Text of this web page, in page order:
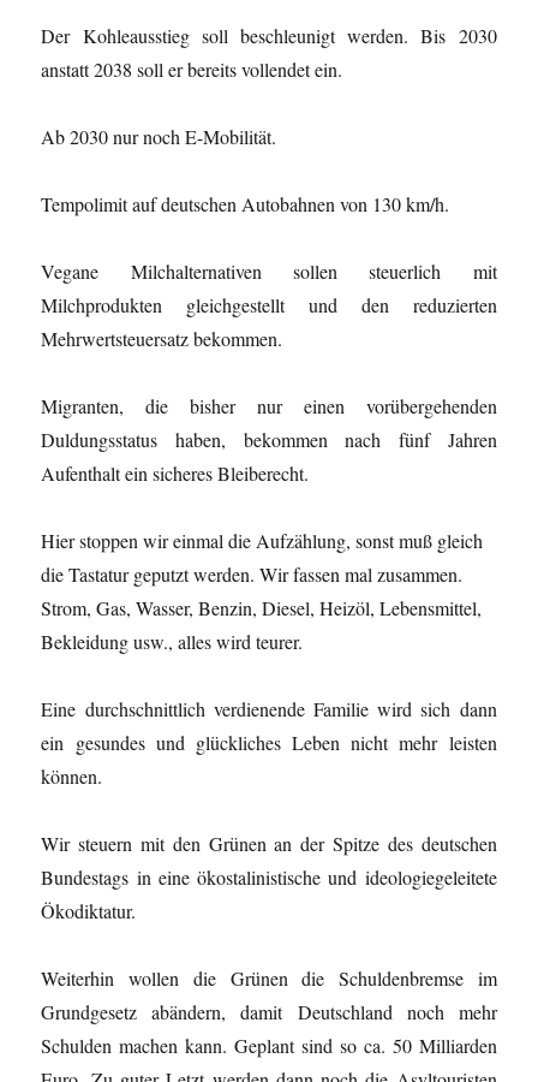
Der Kohleausstieg soll beschleunigt werden. Bis 2030
anstatt 2038 soll er bereits vollendet ein.
Ab 2030 nur noch E-Mobilität.
Tempolimit auf deutschen Autobahnen von 130 km/h.
Vegane Milchalternativen sollen steuerlich mit
Milchprodukten gleichgestellt und den reduzierten
Mehrwertsteuersatz bekommen.
Migranten, die bisher nur einen vorübergehenden
Duldungsstatus haben, bekommen nach fünf Jahren
Aufenthalt ein sicheres Bleiberecht.
Hier stoppen wir einmal die Aufzählung, sonst muß gleich
die Tastatur geputzt werden. Wir fassen mal zusammen.
Strom, Gas, Wasser, Benzin, Diesel, Heizöl, Lebensmittel,
Bekleidung usw., alles wird teurer.
Eine durchschnittlich verdienende Familie wird sich dann
ein gesundes und glückliches Leben nicht mehr leisten
können.
Wir steuern mit den Grünen an der Spitze des deutschen
Bundestags in eine ökostalinistische und ideologiegeleitete
Ökodiktatur.
Weiterhin wollen die Grünen die Schuldenbremse im
Grundgesetz abändern, damit Deutschland noch mehr
Schulden machen kann. Geplant sind so ca. 50 Milliarden